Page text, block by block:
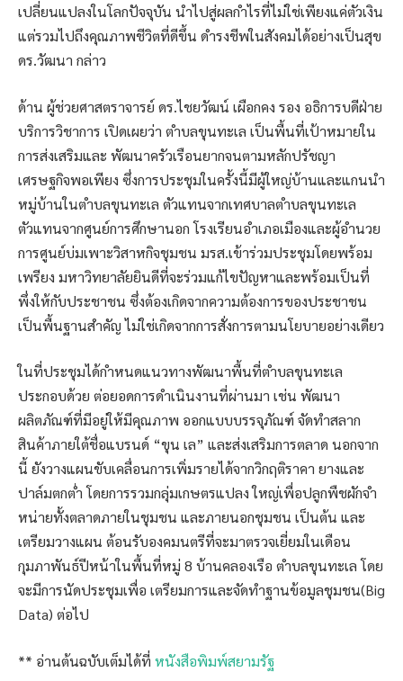
เปลี่ยนแปลงในโลกปัจจุบัน นำไปสู่ผลกำไรที่ไม่ใช่เพียงแค่ตัวเงิน
แต่รวมไปถึงคุณภาพชีวิตที่ดีขึ้น ดำรงชีพในสังคมได้อย่างเป็นสุข
ดร.วัฒนา กล่าว
ด้าน ผู้ช่วยศาสตราจารย์ ดร.ไชยวัฒน์ เผือกคง รอง อธิการบดีฝ่าย
บริการวิชาการ เปิดเผยว่า ตำบลขุนทะเล เป็นพื้นที่เป้าหมายใน
การส่งเสริมและ พัฒนาครัวเรือนยากจนตามหลักปรัชญา
เศรษฐกิจพอเพียง ซึ่งการประชุมในครั้งนี้มีผู้ใหญ่บ้านและแกนนํา
หมู่บ้านในตําบลขุนทะเล ตัวแทนจากเทศบาลตําบลขุนทะเล
ตัวแทนจากศูนย์การศึกษานอก โรงเรียนอําเภอเมืองและผู้อํานวย
การศูนย์บ่มเพาะวิสาหกิจชุมชน มรส.เข้าร่วมประชุมโดยพร้อม
เพรียง มหาวิทยาลัยยินดีที่จะร่วมแก้ไขปัญหาและพร้อมเป็นที่
พึ่งให้กับประชาชน ซึ่งต้องเกิดจากความต้องการของประชาชน
เป็นพื้นฐานสําคัญ ไม่ใช่เกิดจากการสั่งการตามนโยบายอย่างเดียว
ในที่ประชุมได้กําหนดแนวทางพัฒนาพื้นที่ตําบลขุนทะเล
ประกอบด้วย ต่อยอดการดําเนินงานที่ผ่านมา เช่น พัฒนา
ผลิตภัณฑ์ที่มีอยู่ให้มีคุณภาพ ออกแบบบรรจุภัณฑ์ จัดทําสลาก
สินค้าภายใต้ชื่อแบรนด์ “ขุน เล” และส่งเสริมการตลาด นอกจาก
นี้ ยังวางแผนขับเคลื่อนการเพิ่มรายได้จากวิกฤติราคา ยางและ
ปาล์มตกต่ำ โดยการรวมกลุ่มเกษตรแปลง ใหญ่เพื่อปลูกพืชผักจํา
หน่ายทั้งตลาดภายในชุมชน และภายนอกชุมชน เป็นต้น และ
เตรียมวางแผน ต้อนรับองคมนตรีที่จะมาตรวจเยี่ยมในเดือน
กุมภาพันธ์ปีหน้าในพื้นที่หมู่ 8 บ้านคลองเรือ ตําบลขุนทะเล โดย
จะมีการนัดประชุมเพื่อ เตรียมการและจัดทําฐานข้อมูลชุมชน(Big
Data) ต่อไป
** อ่านต้นฉบับเต็มได้ที่ หนังสือพิมพ์สยามรัฐ